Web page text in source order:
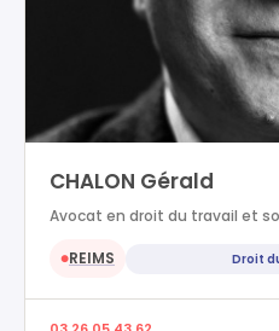
CHALON Gérald
Avocat en droit du travail et
●REIMS Droit